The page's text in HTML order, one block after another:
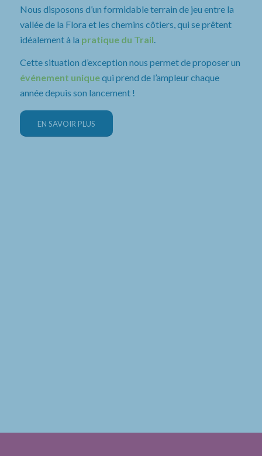
Nous disposons d’un formidable terrain de jeu entre la
vallée de la Flora et les chemins côtiers, qui se prêtent
idéalement à la pratique du Trail
Cette situation d’exception nous permet de proposer un
événement uniquequi prend de l’ampleur chaque
année depuis son lancement !
EN SAVOIR PLUS